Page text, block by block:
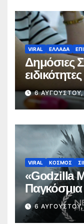
VIRAL ΕΛΛΑΔΑ
Δημόσιες
έτος 2026-
6
VIRAL ΚΟΣΜΟΣ
«Godzilla
Φεστιβάλ
Νέας
6